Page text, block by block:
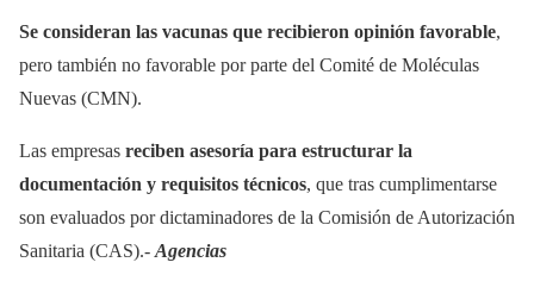
Se consideran las vacunas que recibieron opinión favorable,
pero también no favorable por parte del Comité de Moléculas
Nuevas (CMN).
Las empresas reciben asesoría para estructurar la
documentación y requisitos técnicos, que tras cumplimentarse
son evaluados por dictaminadores de la Comisión de Autorización
Sanitaria (CAS).- Agencias